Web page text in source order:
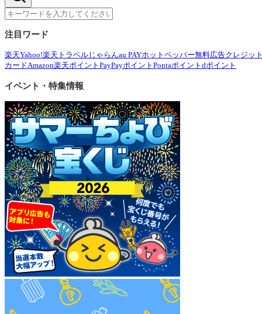
注目ワード
楽天Yahoo!楽天トラベル じゃらんau PAYホットペッパー無料広告クレジッ
カードAmazon楽天ポイント PayPayポイント Pontaポイント dポイント
イベント・特集情報